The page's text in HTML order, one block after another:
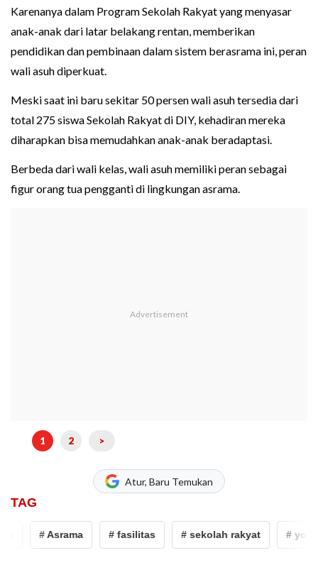
Karenanya dalam Program Sekolah Rakyat yang menyasar
anak-anak dari latar belakang rentan, memberikan
pendidikan dan pembinaan dalam sistem berasrama ini, peran
wali asuh diperkuat.
Meski saat ini baru sekitar 50 persen wali asuh tersedia dari
total 275 siswa Sekolah Rakyat di DIY, kehadiran mereka
diharapkan bisa memudahkan anak-anak beradaptasi.
Berbeda dari wali kelas, wali asuh memiliki peran sebagai
figur orang tua pengganti di lingkungan asrama.
1 2 >
Atur, Baru Temukan
TAG
# Asrama # fasilitas # sekolah rakyat #